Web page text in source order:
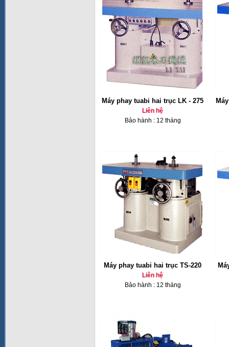
Máy phay tuabi hai trục LK - 275
Liên hệ
Bảo hành : 12 tháng
Máy phay tuabi hai trục TS-220
Liên hệ
Bảo hành : 12 tháng